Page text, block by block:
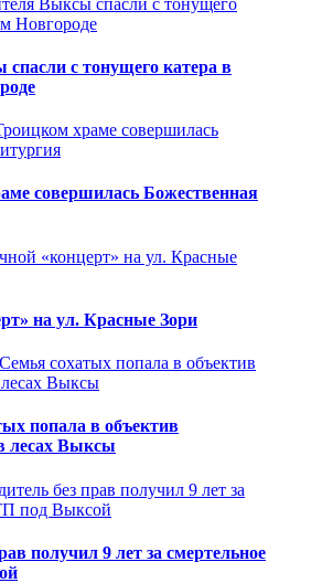
с тонущего катера в
совершилась Божественная
на ул. Красные Зори
попала в объектив
лесах Выксы
получил 9 лет за смертельное